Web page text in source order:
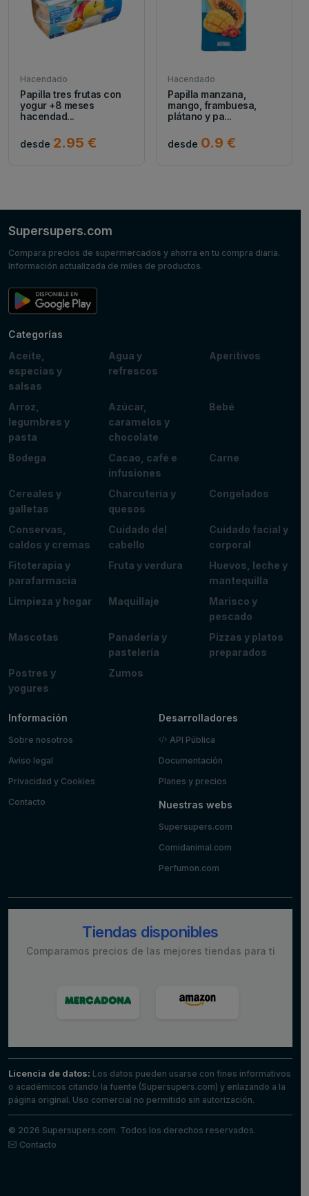
Hacendado
Papilla tres frutas con
yogur +8 meses
hacendad...
desde 2.95 €
Hacendado
Papilla manzana,
mango, frambuesa,
plátano y pa...
desde 0.9 €
Supersupers.com
Compara precios de supermercados y ahorra en tu compra diaria.
Información actualizada de miles de productos.
Categorías
Aceite,
especias y
salsas
Agua y
refrescos
Aperitivos
Arroz,
legumbres y
pasta
Azúcar,
caramelos y
chocolate
Bebé
Bodega
Cacao, café e
infusiones
Carne
Cereales y
galletas
Charcutería y
quesos
Congelados
Conservas,
caldos y cremas
Cuidado del
cabello
Cuidado facial y
corporal
Fitoterapia y
parafarmacia
Fruta y verdura
Huevos, leche y
mantequilla
Limpieza y hogar
Maquillaje
Marisco y
pescado
Mascotas
Panadería y
pastelería
Pizzas y platos
preparados
Postres y
yogures
Zumos
Información
Sobre nosotros
Aviso legal
Privacidad y Cookies
Contacto
Desarrolladores
API Pública
Documentación
Planes y precios
Nuestras webs
Supersupers.com
Comidanimal.com
Perfumon.com
Tiendas disponibles
Comparamos precios de las mejores tiendas para ti
Licencia de datos: Los datos pueden usarse con fines informativos
o académicos citando la fuente (Supersupers.com) y enlazando a la
página original. Uso comercial no permitido sin autorización.
© 2026 Supersupers.com. Todos los derechos reservados.
Contacto